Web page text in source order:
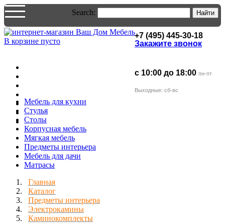
Search: Найти
В корзине пусто
+7 (495) 445-30-18
Закажите звонок
с 10:00 до 18:00 пн-пт
Выходные: сб-вc
Мебель для кухни
Стулья
Столы
Корпусная мебель
Мягкая мебель
Предметы интерьера
Мебель для дачи
Матраcы
Главная
Каталог
Предметы интерьера
Электрокамины
Каминокомплекты